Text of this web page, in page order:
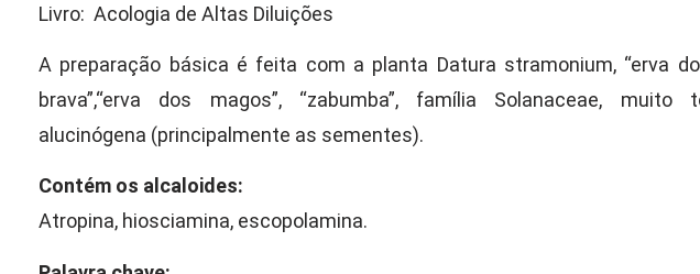
Livro: Acologia de Altas Diluições
A preparação básica é feita com a planta Datura stramonium, “erva do
brava”,“erva dos magos”, “zabumba”, família Solanaceae, muito
alucinógena (principalmente as sementes).
Contém os alcaloides:
Atropina, hiosciamina, escopolamina.